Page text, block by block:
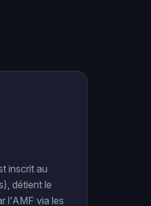
inscrit au
détient le
l'AMF via les